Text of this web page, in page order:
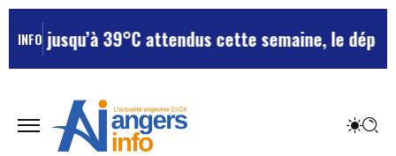
INFO 39°C attendus cette semaine, le